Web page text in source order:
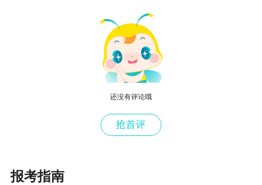
过程生动活泼，妙趣横生；讲义图文并茂，对知识点的梳
理和总结让你瞬间豁然开朗，思路清晰。这样幽默、睿
智、才思敏捷、讲课不枯燥的老师，是学员的大爱！
授课风格
相信自己，永不言弃；你若盛开，清风自来！
还没有评论哦
抢首评
报考指南